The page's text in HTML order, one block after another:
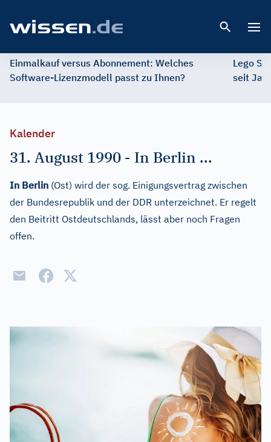
Einmalkauf versus Abonnement: Welches
Software-Lizenzmodell passt zu Ihnen?
Lego
seit
Kalender
31. August 1990 - In Berlin ...
In Berlin (Ost) wird der sog. Einigungsvertrag zwischen
der Bundesrepublik und der DDR unterzeichnet. Er regelt
den Beitritt Ostdeutschlands, lässt aber noch Fragen
offen.